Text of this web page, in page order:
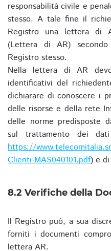
responsabilità civile e
stesso. A tale fine il
Registro una lettera di
(Lettera di AR)
Registro stesso.
Nella lettera di AR
identificativi del
dichiarare di conoscere i
delle risorse e della rete
delle norme predisposte
sul trattamento dei
https://
Clienti-MAS040101.pdf) e
8.2 Verifiche della
Il Registro può, a sua
forniti i documenti
lettera AR.